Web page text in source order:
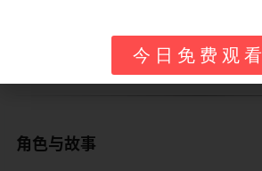
角色与故事
今日免费观看